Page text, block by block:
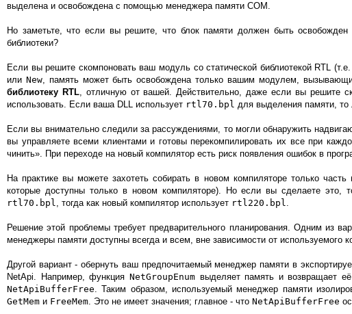
выделена и освобождена с помощью менеджера памяти COM.
Но заметьте, что если вы решите, что блок памяти должен быть
библиотеки?
Если вы решите скомпоновать ваш модуль со статической библиотекой RTL
или New, память может быть освобождена только вашим модулем,
библиотеку RTL, отличную от вашей. Действительно, даже если вы решите
использовать. Если ваша DLL использует rtl70.bpl для выделения памяти, то
Если вы внимательно следили за рассуждениями, то могли обнаружить
вы управляете всеми клиентами и готовы перекомпилировать их все при
чинить». При переходе на новый компилятор есть риск появления ошибок в
На практике вы можете захотеть собирать в новом компиляторе только
которые доступны только в новом компиляторе). Но если вы сделаете это,
rtl70.bpl, тогда как новый компилятор использует rtl220.bpl.
Решение этой проблемы требует предварительного планирования. Одним из
менеджеры памяти доступны всегда и всем, вне зависимости от используемого
Другой вариант - обернуть ваш предпочитаемый менеджер памяти в
NetApi. Например, функция NetGroupEnumвыделяет память и возвращает её
NetApiBufferFree. Таким образом, используемый менеджер памяти
GetMem и FreeMem. Это не имеет значения; главное - что NetApiBufferFree